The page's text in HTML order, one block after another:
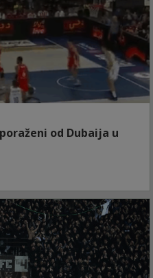
od Dubaija u